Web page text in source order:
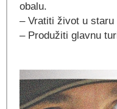
obalu.
– Vratiti život u staru
– Produžiti glavnu